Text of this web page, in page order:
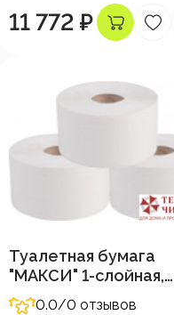
11 772 ₽
Туалетная бумага
"МАКСИ" 1-слойная,
480м
0.0/0 отзывов